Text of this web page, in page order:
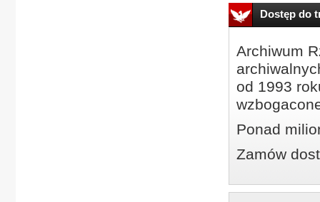
Dostęp do
Archiwum
od 1993
Ponad
Zamów